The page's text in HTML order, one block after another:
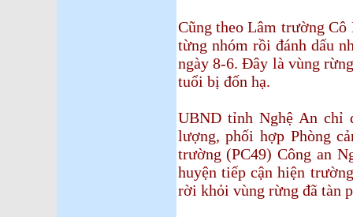
Cũng theo Lâm trường
từng nhóm rồi đánh dấu
ngày 8-6. Đây là vùng
tuổi bị đốn hạ.
UBND tỉnh Nghệ An chỉ
lượng, phối hợp Phòng
trường (PC49) Công an
huyện tiếp cận hiện
rời khỏi vùng rừng đã tàn